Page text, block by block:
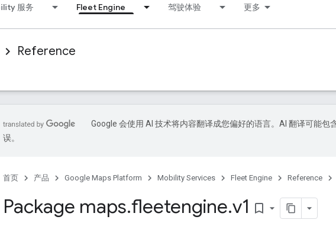
服务 Fleet Engine 驾驶体验 更多
Reference
Google 会使用 AI 技术将内容翻译成您偏好的语言。AI 翻译可能包
误。
首页 产品 Google Maps Platform Mobility Services Fleet Engine Reference
Package maps.fleetengine.v1 bookmark_border